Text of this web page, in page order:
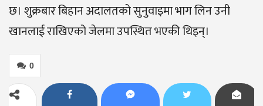
छ। शुक्रबार बिहान अदालतको सुनुवाइमा भाग लिन उनी
खानलाई राखिएको जेलमा उपस्थित भएकी थिइन्।
0